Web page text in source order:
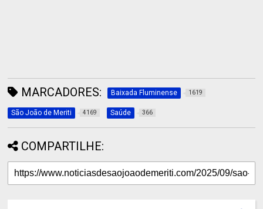
MARCADORES: Baixada Fluminense 1619
São João de Meriti 4169 Saúde 366
COMPARTILHE: